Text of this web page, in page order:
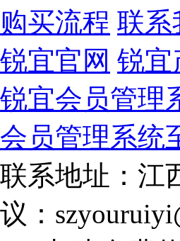
购买流程 联系
锐宜官网 锐宜
锐宜会员管理
会员管理系统
联系地址：江
议：